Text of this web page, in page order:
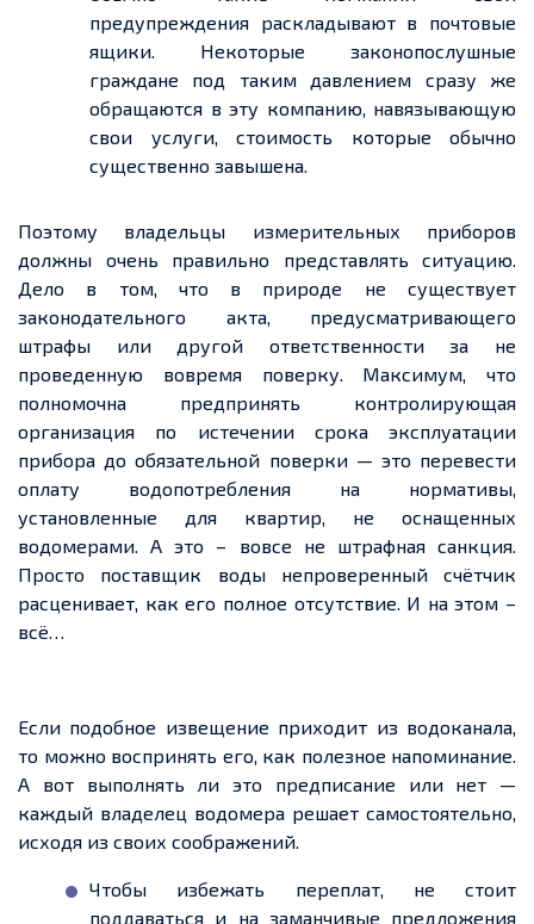
предупреждения раскладывают в почтовые
ящики. Некоторые законопослушные
граждане под таким давлением сразу же
обращаются в эту компанию, навязывающую
свои услуги, стоимость которые обычно
существенно завышена.
Поэтому владельцы измерительных приборов
должны очень правильно представлять ситуацию.
Дело в том, что в природе не существует
законодательного акта, предусматривающего
штрафы или другой ответственности за не
проведенную вовремя поверку. Максимум, что
полномочна предпринять контролирующая
организация по истечении срока эксплуатации
прибора до обязательной поверки — это перевести
оплату водопотребления на нормативы,
установленные для квартир, не оснащенных
водомерами. А это – вовсе не штрафная санкция.
Просто поставщик воды непроверенный счётчик
расценивает, как его полное отсутствие. И на этом –
всё…
Если подобное извещение приходит из водоканала,
то можно воспринять его, как полезное напоминание.
А вот выполнять ли это предписание или нет —
каждый владелец водомера решает самостоятельно,
исходя из своих соображений.
Чтобы избежать переплат, не стоит
поддаваться и на заманчивые предложения